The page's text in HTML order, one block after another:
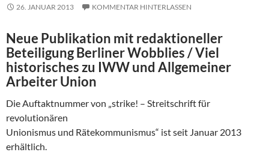
26. JANUAR 2013 KOMMENTAR HINTERLASSEN
Neue Publikation mit redaktioneller
Beteiligung Berliner Wobblies / Viel
historisches zu IWW und Allgemeiner
Arbeiter Union
Die Auftaktnummer von „strike! – Streitschrift für
revolutionären
Unionismus und Rätekommunismus“ ist seit Januar 2013
erhältlich.